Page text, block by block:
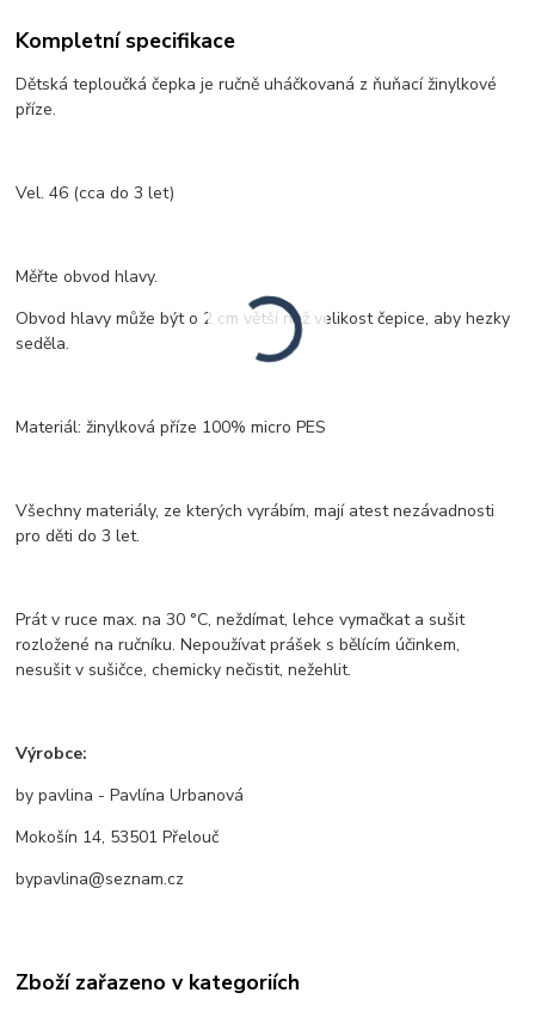
Kompletní specifikace
Dětská teploučká čepka je ručně uháčkovaná z ňuňací žinylkové
příze.
Vel. 46 (cca do 3 let)
Měřte obvod hlavy.
Obvod hlavy může být o 2 cm větší než velikost čepice, aby hezky
seděla.
Materiál: žinylková příze 100% micro PES
Všechny materiály, ze kterých vyrábím, mají atest nezávadnosti
pro děti do 3 let.
Prát v ruce max. na 30 °C, neždímat, lehce vymačkat a sušit
rozložené na ručníku. Nepoužívat prášek s bělícím účinkem,
nesušit v sušičce, chemicky nečistit, nežehlit.
Výrobce:
by pavlina - Pavlína Urbanová
Mokošín 14, 53501 Přelouč
bypavlina@seznam.cz
Zboží zařazeno v kategoriích